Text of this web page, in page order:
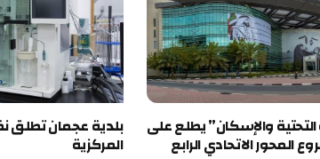
والإسكان” يطلع على
الاتحادي الرابع
بلدية عجمان تطلق نظام
المركزية